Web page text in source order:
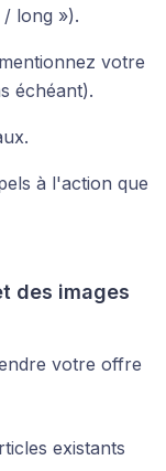
long »).
votre
échéant).
à l'action que
des images
votre offre
existants